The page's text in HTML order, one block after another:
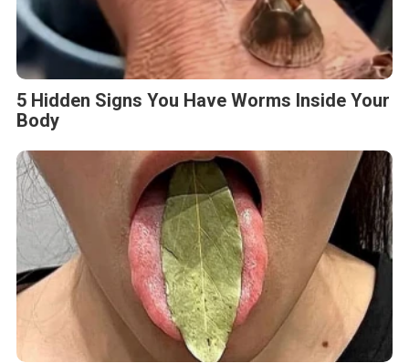
5 Hidden Signs You Have Worms Inside Your
Body